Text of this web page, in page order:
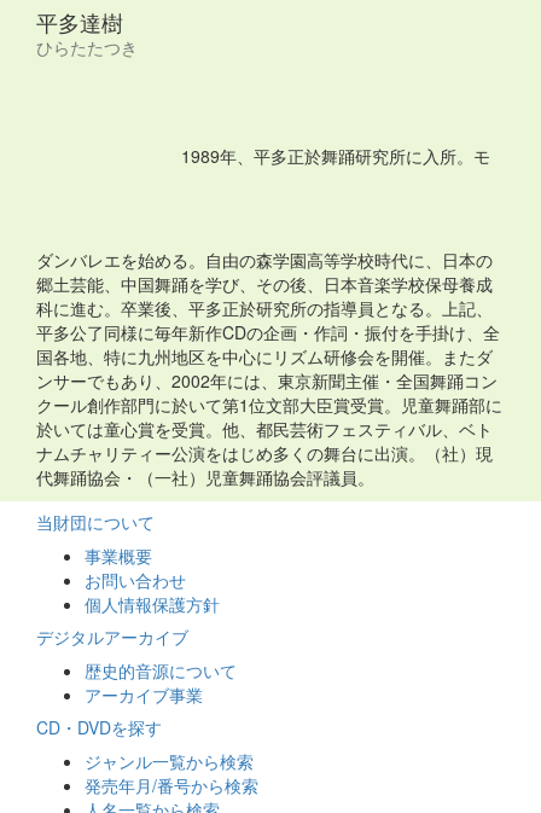
平多達樹
ひらたたつき
1989年、平多正於舞踊研究所に入所。モ
ダンバレエを始める。自由の森学園高等学校時代に、日本の
郷土芸能、中国舞踊を学び、その後、日本音楽学校保母養成
科に進む。卒業後、平多正於研究所の指導員となる。上記、
平多公了同様に毎年新作CDの企画・作詞・振付を手掛け、全
国各地、特に九州地区を中心にリズム研修会を開催。またダ
ンサーでもあり、2002年には、東京新聞主催・全国舞踊コン
クール創作部門に於いて第1位文部大臣賞受賞。児童舞踊部に
於いては童心賞を受賞。他、都民芸術フェスティバル、ベト
ナムチャリティー公演をはじめ多くの舞台に出演。（社）現
代舞踊協会・（一社）児童舞踊協会評議員。
当財団について
事業概要
お問い合わせ
個人情報保護方針
デジタルアーカイブ
歴史的音源について
アーカイブ事業
CD・DVDを探す
ジャンル一覧から検索
発売年月/番号から検索